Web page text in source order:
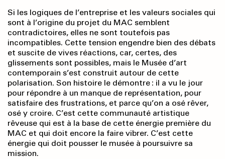
Si les logiques de l’entreprise et les valeurs sociales qui
sont à l’origine du projet du MAC semblent
contradictoires, elles ne sont toutefois pas
incompatibles. Cette tension engendre bien des débats
et suscite de vives réactions, car, certes, des
glissements sont possibles, mais le Musée d’art
contemporain s’est construit autour de cette
polarisation. Son histoire le démontre : il a vu le jour
pour répondre à un manque de représentation, pour
satisfaire des frustrations, et parce qu’on a osé rêver,
osé y croire. C’est cette communauté artistique
rêveuse qui est à la base de cette énergie première du
MAC et qui doit encore la faire vibrer. C’est cette
énergie qui doit pousser le musée à poursuivre sa
mission.